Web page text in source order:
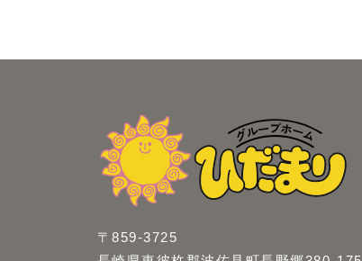
〒859-3725